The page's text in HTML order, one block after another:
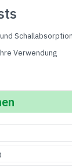
Schallabsorption
Verwendung